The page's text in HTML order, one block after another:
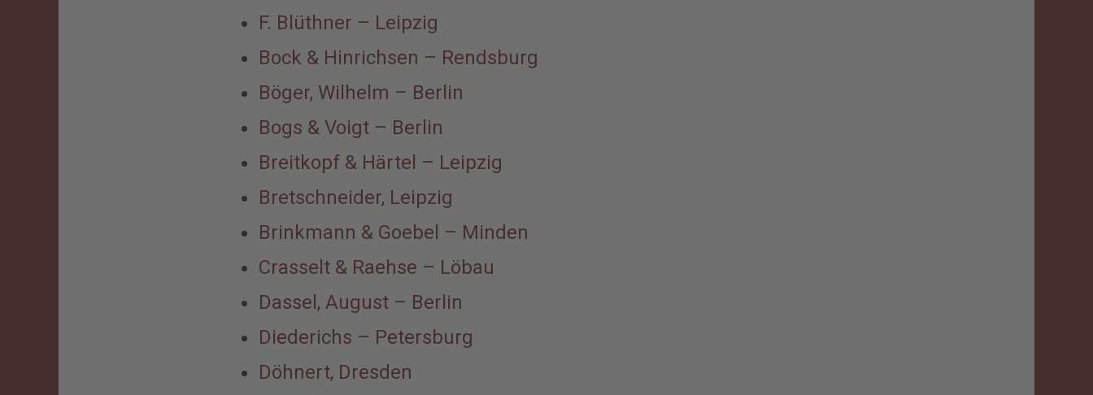
F. Blüthner – Leipzig
Bock & Hinrichsen – Rendsburg
Böger, Wilhelm – Berlin
Bogs & Voigt – Berlin
Breitkopf & Härtel – Leipzig
Bretschneider, Leipzig
Brinkmann & Goebel – Minden
Crasselt & Raehse – Löbau
Dassel, August – Berlin
Diederichs – Petersburg
Döhnert, Dresden